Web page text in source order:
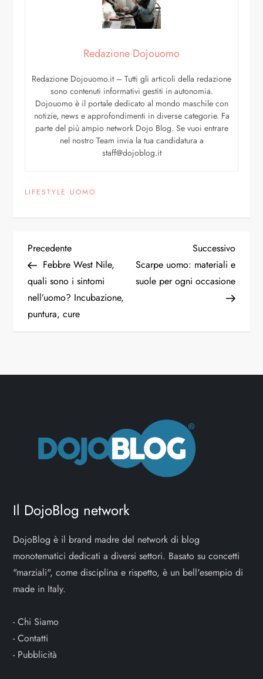
Redazione Dojouomo
Redazione Dojouomo.it – Tutti gli articoli della redazione
sono contenuti informativi gestiti in autonomia.
Dojouomo è il portale dedicato al mondo maschile con
notizie, news e approfondimenti in diverse categorie. Fa
parte del più ampio network Dojo Blog. Se vuoi entrare
nel nostro Team invia la tua candidatura a
staff@dojoblog.it
LIFESTYLE UOMO
Precedente
Febbre West Nile,
quali sono i sintomi
nell’uomo? Incubazione,
puntura, cure
Successivo
Scarpe uomo: materiali e
suole per ogni occasione
Il DojoBlog network
DojoBlog è il brand madre del network di blog
monotematici dedicati a diversi settori. Basato su concetti
"marziali", come disciplina e rispetto, è un bell'esempio di
made in Italy.
-Chi Siamo
-Contatti
- Pubblicità